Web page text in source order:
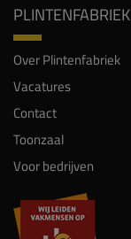
PLINTENFABRIEK
Over Plintenfabriek
Vacatures
Contact
Toonzaal
Voor bedrijven